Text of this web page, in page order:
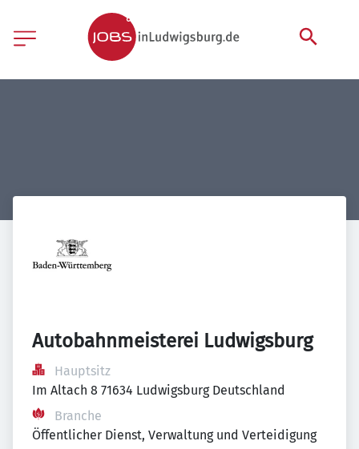
Autobahnmeisterei Ludwigsburg
Hauptsitz
Im Altach 8 71634 Ludwigsburg Deutschland
Branche
Öffentlicher Dienst, Verwaltung und Verteidigung